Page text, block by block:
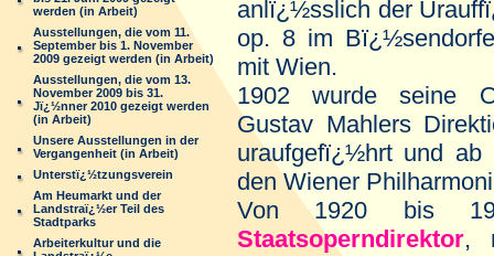
werden (in Arbeit)
Ausstellungen, die vom 11.
September bis 1. November
2009 gezeigt werden (in Arbeit)
Ausstellungen, die vom 13.
November 2009 bis 31.
Jï¿½nner 2010 gezeigt werden
(in Arbeit)
Unsere Ausstellungen in der
Vergangenheit (in Arbeit)
Unterstï¿½tzungsverein
Am Heumarkt und der
Landstraï¿½er Teil des
Stadtparks
Arbeiterkultur und die
anlï¿½sslich der
op. 8 im
mit Wien.
1902 wurde seine
Gustav Mahlers
uraufgefï¿½hrt und ab
den Wiener
Von 1920 bis
Staatsoperndirektor,